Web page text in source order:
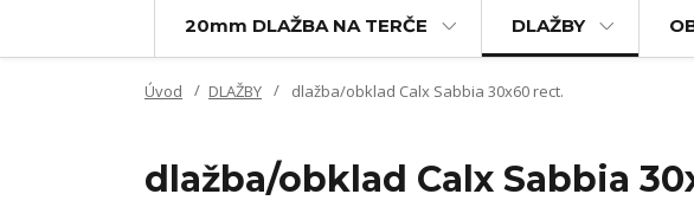
20mm DLAŽBA NA TERČE DLAŽBY
Úvod DLAŽBY dlažba/obklad Calx Sabbia 30x60 rect.
dlažba/obklad Calx Sabbia